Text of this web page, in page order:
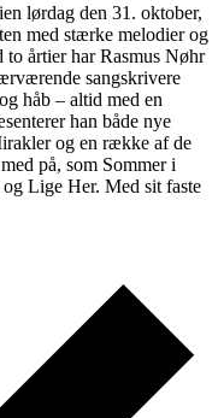
lørdag den 31. oktober,
med stærke melodier og
to årtier har Rasmus Nøhr
sangskrivere
håb – altid med en
han både nye
og en række af de
på, som Sommer i
Lige Her. Med sit faste